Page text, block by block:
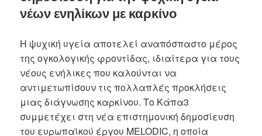
νέων ενηλίκων με καρκίνο
Η ψυχική υγεία αποτελεί αναπόσπαστο μέρος
της ογκολογικής φροντίδας, ιδιαίτερα για τους
νέους ενήλικες που καλούνται να
αντιμετωπίσουν τις πολλαπλές προκλήσεις
μιας διάγνωσης καρκίνου. Το Κάπα3
συμμετέχει στη νέα επιστημονική δημοσίευση
του ευρωπαϊκού έργου MELODIC, η οποία